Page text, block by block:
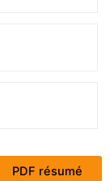
PDF résumé